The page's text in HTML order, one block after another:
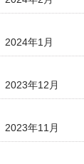
2024年1月
2023年12月
2023年11月